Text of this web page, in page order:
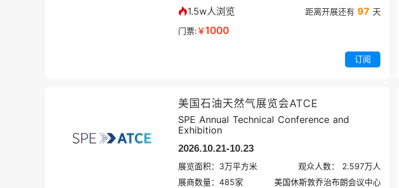
1.5w人浏览 距离开展还有 97 天
门票:￥1000
订阅
美国石油天然气展览会ATCE
SPE Annual Technical Conference and
Exhibition
2026.10.21-10.23
展览面积： 3万平方米 观众人数： 2.597万人
展商数量： 485家 美国休斯敦乔治布朗会议中心